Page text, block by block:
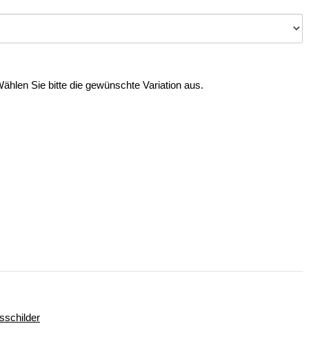
Sie bitte die gewünschte Variation aus.